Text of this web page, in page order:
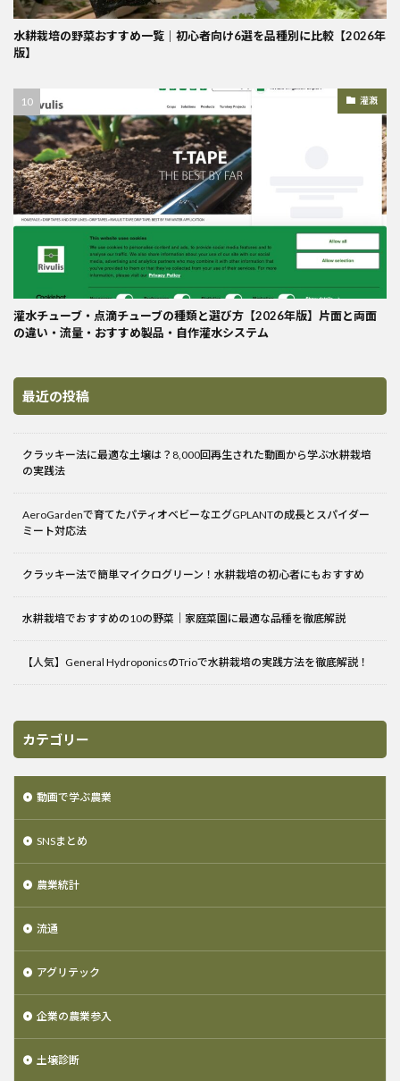
水耕栽培の野菜おすすめ一覧｜初心者向け6選を品種別に比較【2026年
版】
灌漑
灌水チューブ・点滴チューブの種類と選び方【2026年版】片面と両面
の違い・流量・おすすめ製品・自作灌水システム
最近の投稿
クラッキー法に最適な土壌は？8,000回再生された動画から学ぶ水耕栽培
の実践法
AeroGardenで育てたパティオベビーなエグGPLANTの成長とスパイダー
ミート対応法
クラッキー法で簡単マイクログリーン！水耕栽培の初心者にもおすすめ
水耕栽培でおすすめの10の野菜｜家庭菜園に最適な品種を徹底解説
【人気】General HydroponicsのTrioで水耕栽培の実践方法を徹底解説！
カテゴリー
動画で学ぶ農業
SNSまとめ
農業統計
流通
アグリテック
企業の農業参入
土壌診断